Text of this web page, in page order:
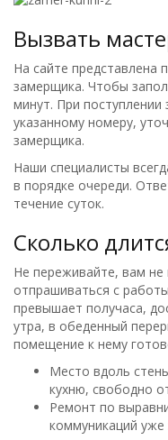
Вызвать
На сайте представлена
замерщика. Чтобы
минут. При поступлении
указанному номеру,
замерщика.
Наши специалисты
в порядке очереди.
течение суток.
Сколько
Не переживайте, вам не
отпрашиваться с
превышает получаса,
утра, в обеденный
помещение к нему
Место вдоль
кухню, свободно
Ремонт по
коммуникаций уже